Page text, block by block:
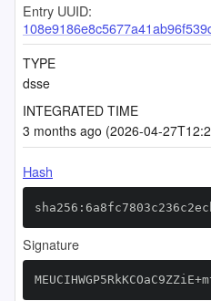
Entry UUID:
TYPE
dsse
INTEGRATED TIME
3 months ago (2026-04-
Hash
Signature